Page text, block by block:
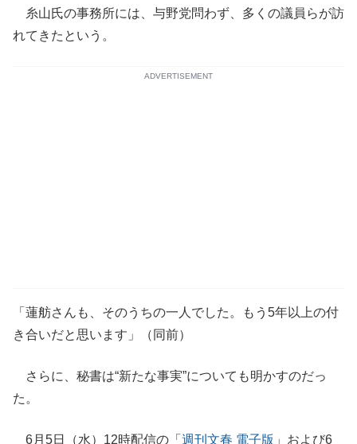
糸山氏の事務所には、与野党問わず、多くの議員らが訪
れてきたという。
ADVERTISEMENT
「蓮舫さんも、そのうちの一人でした。もう5年以上の付
き合いだと思います」（同前）
さらに、秘書は“新たな事実”についても明かすのだっ
た。
6月5日（水）12時配信の「 週刊文春 電子版 」および6